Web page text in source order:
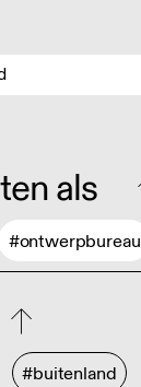
als
#ontwerpbureau
#buitenland